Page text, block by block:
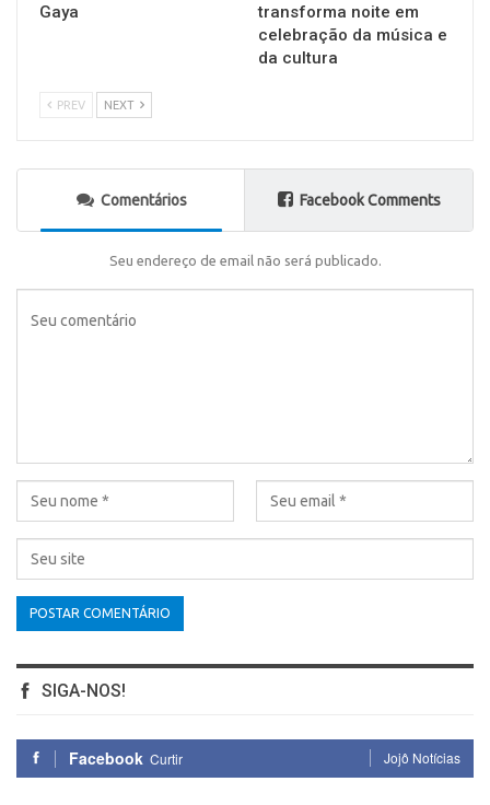
Gaya
transforma noite em
celebração da música e
da cultura
PREV NEXT
Comentários Facebook Comments
Seu endereço de email não será publicado.
SIGA-NOS!
Facebook Curtir Jojô Notícias